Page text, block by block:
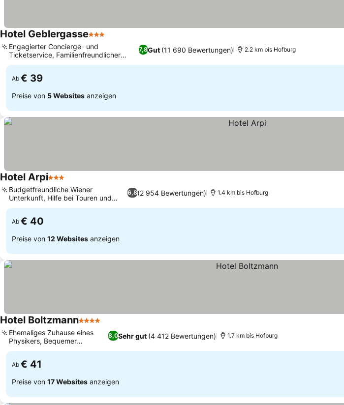
Hotel Geblergasse3 Sterne
7,8Gut (11 690 Bewertungen)
Engagierter Concierge- und
Ticketservice, Familienfreundlicher
Wien-Stützpunkt
2.2 km bis Hofburg
Ab € 39
Preise von 5 Websites anzeigen
Hotel Arpi3 Sterne
6,8(2 954 Bewertungen)
Budgetfreundliche Wiener
Unterkunft, Hilfe bei Touren und
Tickets
1.4 km bis Hofburg
Ab € 40
Preise von 12 Websites anzeigen
Hotel Boltzmann4 Sterne
8,0Sehr gut (4 412 Bewertungen)
Ehemaliges Zuhause eines
Physikers, Bequemer
Transport
1.7 km bis Hofburg
Ab € 41
Preise von 17 Websites anzeigen